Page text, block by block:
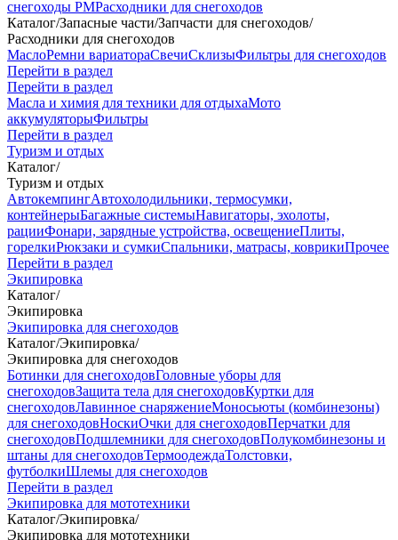
снегоходы РМРасходники для снегоходов
Каталог/Запасные части/Запчасти для снегоходов/
Расходники для снегоходов
МаслоРемни вариатораСвечиСклизыФильтры для снегоходов
Перейти в раздел
Перейти в раздел
Масла и химия для техники для отдыхаМото
аккумуляторыФильтры
Перейти в раздел
Туризм и отдых
Каталог/
Туризм и отдых
АвтокемпингАвтохолодильники, термосумки,
контейнерыБагажные системыНавигаторы, эхолоты,
рацииФонари, зарядные устройства, освещениеПлиты,
горелкиРюкзаки и сумкиСпальники, матрасы, коврикиПрочее
Перейти в раздел
Экипировка
Каталог/
Экипировка
Экипировка для снегоходов
Каталог/Экипировка/
Экипировка для снегоходов
Ботинки для снегоходовГоловные уборы для
снегоходовЗащита тела для снегоходовКуртки для
снегоходовЛавинное снаряжениеМоносьюты (комбинезоны)
для снегоходовНоскиОчки для снегоходовПерчатки для
снегоходовПодшлемники для снегоходовПолукомбинезоны и
штаны для снегоходовТермоодеждаТолстовки,
футболкиШлемы для снегоходов
Перейти в раздел
Экипировка для мототехники
Каталог/Экипировка/
Экипировка для мототехники